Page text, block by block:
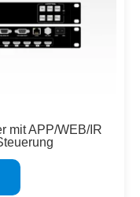
mit APP/WEB/IR